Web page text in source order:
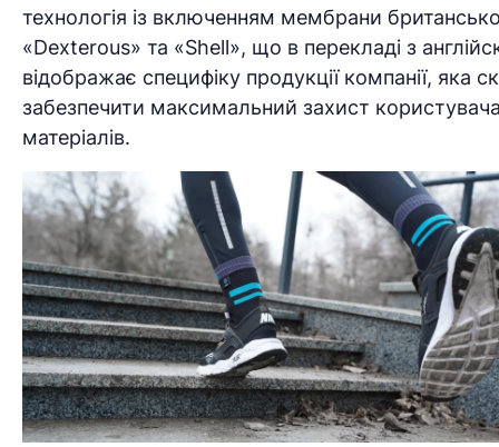
технологія із включенням мембрани
«Dexterous» та «Shell», що в перекладі з
відображає специфіку продукції компанії, яка
забезпечити максимальний захист
матеріалів.